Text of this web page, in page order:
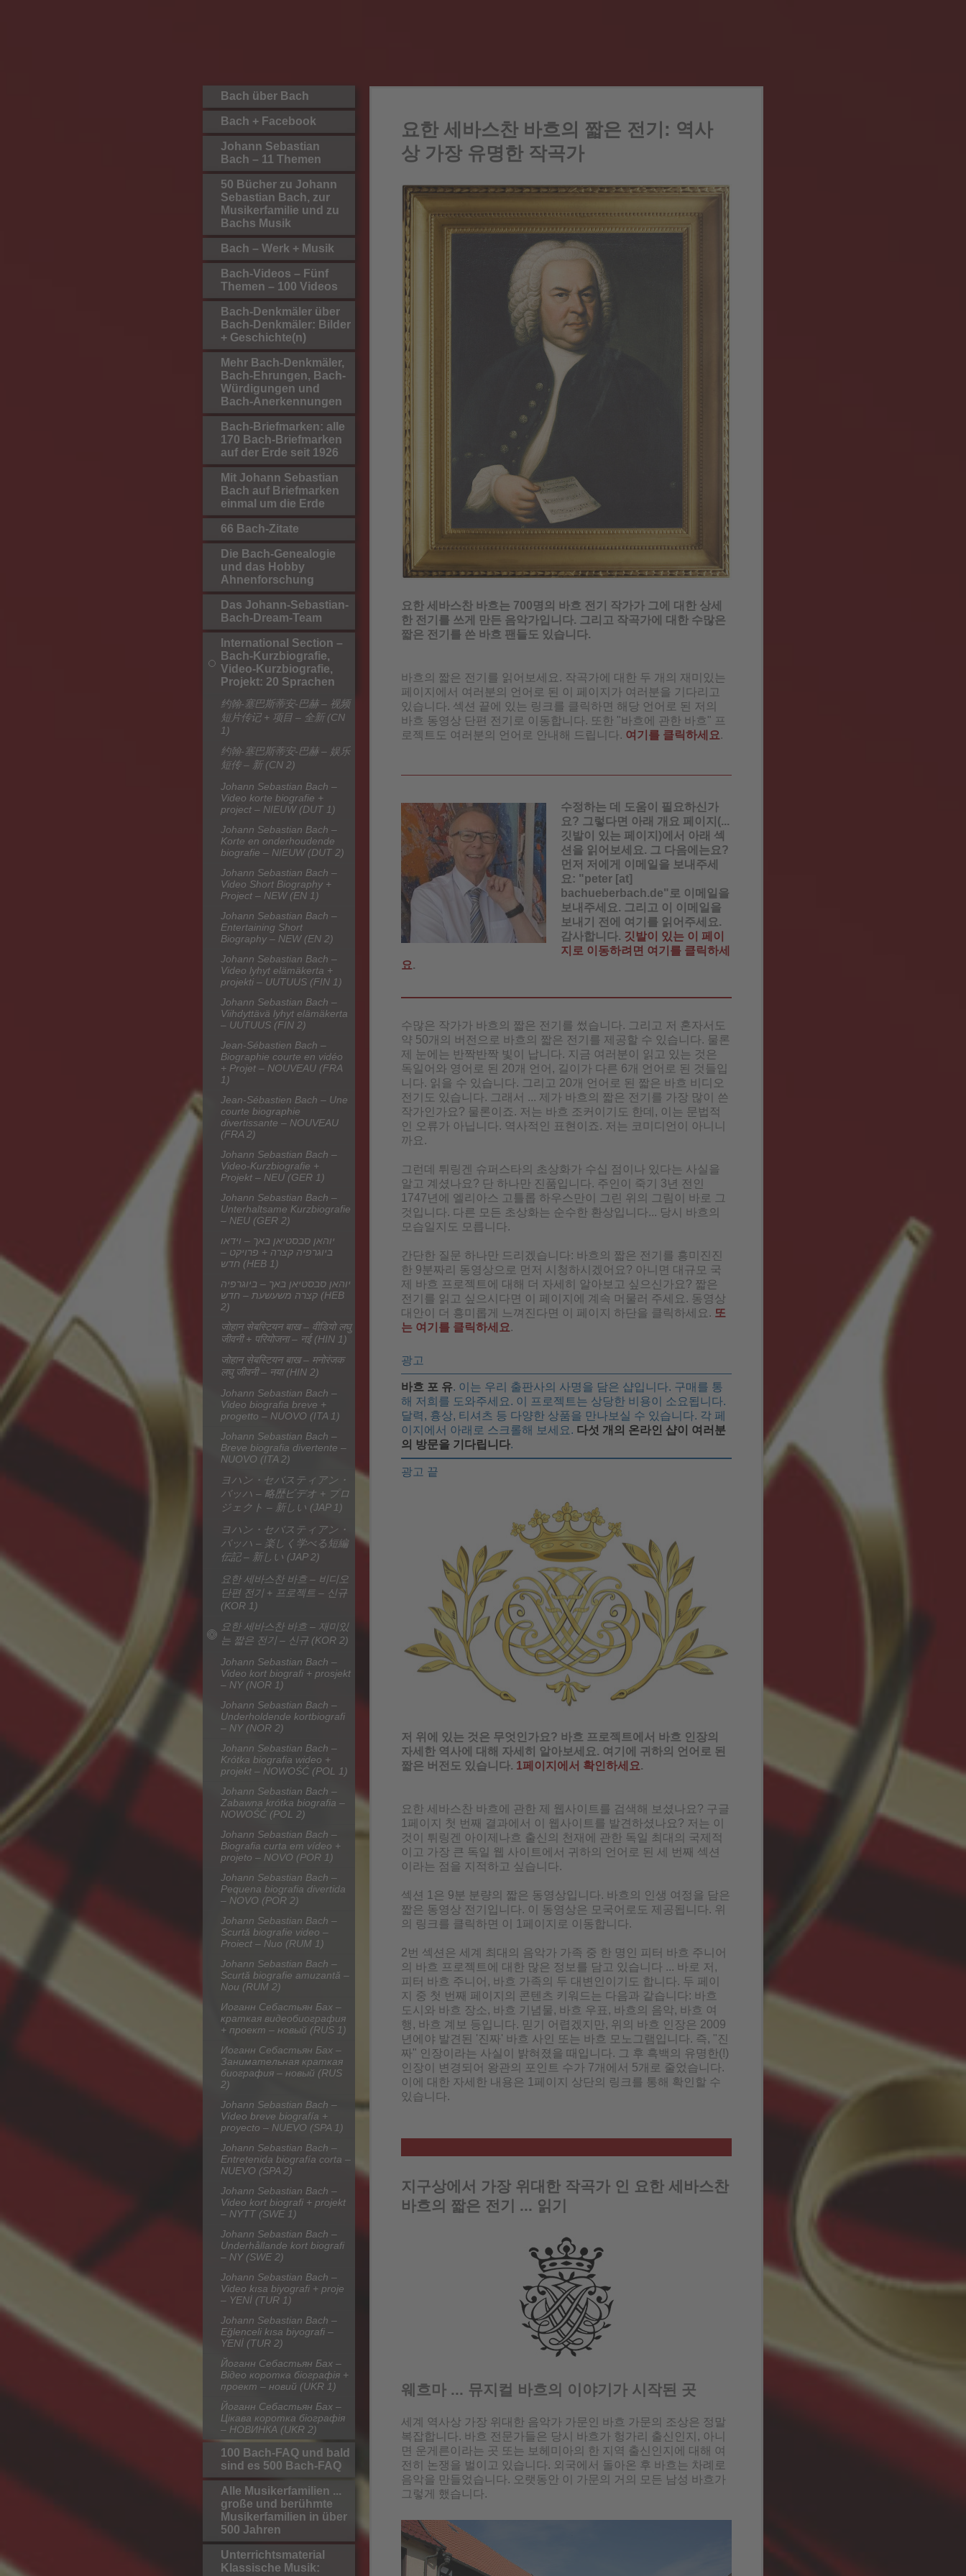
Bach über Bach
Bach + Facebook
Johann Sebastian
Bach – 11 Themen
50 Bücher zu Johann
Sebastian Bach, zur
Musikerfamilie und zu
Bachs Musik
Bach – Werk + Musik
Bach-Videos – Fünf
Themen – 100 Videos
Bach-Denkmäler über
Bach-Denkmäler: Bilder
+ Geschichte(n)
Mehr Bach-Denkmäler,
Bach-Ehrungen, Bach-
Würdigungen und
Bach-Anerkennungen
Bach-Briefmarken: alle
170 Bach-Briefmarken
auf der Erde seit 1926
Mit Johann Sebastian
Bach auf Briefmarken
einmal um die Erde
66 Bach-Zitate
Die Bach-Genealogie
und das Hobby
Ahnenforschung
Das Johann-Sebastian-
Bach-Dream-Team
International Section –
Bach-Kurzbiografie,
Video-Kurzbiografie,
Projekt: 20 Sprachen
约翰-塞巴斯蒂安-巴赫 – 视频
短片传记 + 项目 – 全新 (CN
1)
约翰-塞巴斯蒂安-巴赫 – 娱乐
短传 – 新 (CN 2)
Johann Sebastian Bach –
Video korte biografie +
project – NIEUW (DUT 1)
Johann Sebastian Bach –
Korte en onderhoudende
biografie – NIEUW (DUT 2)
Johann Sebastian Bach –
Video Short Biography +
Project – NEW (EN 1)
Johann Sebastian Bach –
Entertaining Short
Biography – NEW (EN 2)
Johann Sebastian Bach –
Video lyhyt elämäkerta +
projekti – UUTUUS (FIN 1)
Johann Sebastian Bach –
Viihdyttävä lyhyt elämäkerta
– UUTUUS (FIN 2)
Jean-Sébastien Bach –
Biographie courte en vidéo
+ Projet – NOUVEAU (FRA
1)
Jean-Sébastien Bach – Une
courte biographie
divertissante – NOUVEAU
(FRA 2)
Johann Sebastian Bach –
Video-Kurzbiografie +
Projekt – NEU (GER 1)
Johann Sebastian Bach –
Unterhaltsame Kurzbiografie
– NEU (GER 2)
יוהאן סבסטיאן באך – וידאו
ביוגרפיה קצרה + פרויקט –
חדש (HEB 1)
יוהאן סבסטיאן באך – ביוגרפיה
קצרה משעשעת – חדש (HEB
2)
जोहान सेबस्टियन बाख – वीडियो लघु
जीवनी + परियोजना – नई (HIN 1)
जोहान सेबस्टियन बाख – मनोरंजक
लघु जीवनी – नया (HIN 2)
Johann Sebastian Bach –
Video biografia breve +
progetto – NUOVO (ITA 1)
Johann Sebastian Bach –
Breve biografia divertente –
NUOVO (ITA 2)
ヨハン・セバスティアン・
バッハ – 略歴ビデオ + プロ
ジェクト – 新しい (JAP 1)
ヨハン・セバスティアン・
バッハ – 楽しく学べる短編
伝記 – 新しい (JAP 2)
요한 세바스찬 바흐 – 비디오
단편 전기 + 프로젝트 – 신규
(KOR 1)
요한 세바스찬 바흐 – 재미있
는 짧은 전기 – 신규 (KOR 2)
Johann Sebastian Bach –
Video kort biografi + prosjekt
– NY (NOR 1)
Johann Sebastian Bach –
Underholdende kortbiografi
– NY (NOR 2)
Johann Sebastian Bach –
Krótka biografia wideo +
projekt – NOWOŚĆ (POL 1)
Johann Sebastian Bach –
Zabawna krótka biografia –
NOWOŚĆ (POL 2)
Johann Sebastian Bach –
Biografia curta em vídeo +
projeto – NOVO (POR 1)
Johann Sebastian Bach –
Pequena biografia divertida
– NOVO (POR 2)
Johann Sebastian Bach –
Scurtă biografie video –
Proiect – Nuo (RUM 1)
Johann Sebastian Bach –
Scurtă biografie amuzantă –
Nou (RUM 2)
Иоганн Себастьян Бах –
краткая видеобиография
+ проект – новый (RUS 1)
Иоганн Себастьян Бах –
Занимательная краткая
биография – новый (RUS
2)
Johann Sebastian Bach –
Vídeo breve biografía +
proyecto – NUEVO (SPA 1)
Johann Sebastian Bach –
Entretenida biografía corta –
NUEVO (SPA 2)
Johann Sebastian Bach –
Video kort biografi + projekt
– NYTT (SWE 1)
Johann Sebastian Bach –
Underhållande kort biografi
– NY (SWE 2)
Johann Sebastian Bach –
Video kısa biyografi + proje
– YENİ (TUR 1)
Johann Sebastian Bach –
Eğlenceli kısa biyografi –
YENİ (TUR 2)
Йоганн Себастьян Бах –
Відео коротка біографія +
проект – новий (UKR 1)
Йоганн Себастьян Бах –
Цікава коротка біографія
– НОВИНКА (UKR 2)
100 Bach-FAQ und bald
sind es 500 Bach-FAQ
Alle Musikerfamilien ...
große und berühmte
Musikerfamilien in über
500 Jahren
Unterrichtsmaterial
Klassische Musik:
요한 세바스찬 바흐의 짧은 전기: 역사
상 가장 유명한 작곡가
요한 세바스찬 바흐는 700명의 바흐 전기 작가가 그에 대한 상세
한 전기를 쓰게 만든 음악가입니다. 그리고 작곡가에 대한 수많은
짧은 전기를 쓴 바흐 팬들도 있습니다.
바흐의 짧은 전기를 읽어보세요. 작곡가에 대한 두 개의 재미있는
페이지에서 여러분의 언어로 된 이 페이지가 여러분을 기다리고
있습니다. 섹션 끝에 있는 링크를 클릭하면 해당 언어로 된 저의
바흐 동영상 단편 전기로 이동합니다. 또한 "바흐에 관한 바흐" 프
로젝트도 여러분의 언어로 안내해 드립니다. 여기를 클릭하세요 .
수정하는 데 도움이 필요하신가
요? 그렇다면 아래 개요 페이지(...
깃발이 있는 페이지)에서 아래 섹
션을 읽어보세요. 그 다음에는요?
먼저 저에게 이메일을 보내주세
요: "peter [at]
bachueberbach.de"로 이메일을
보내주세요. 그리고 이 이메일을
보내기 전에 여기를 읽어주세요.
감사합니다. 깃발이 있는 이 페이
지로 이동하려면 여기를 클릭하세
요.
수많은 작가가 바흐의 짧은 전기를 썼습니다. 그리고 저 혼자서도
약 50개의 버전으로 바흐의 짧은 전기를 제공할 수 있습니다. 물론
제 눈에는 반짝반짝 빛이 납니다. 지금 여러분이 읽고 있는 것은
독일어와 영어로 된 20개 언어, 길이가 다른 6개 언어로 된 것들입
니다. 읽을 수 있습니다. 그리고 20개 언어로 된 짧은 바흐 비디오
전기도 있습니다. 그래서 ... 제가 바흐의 짧은 전기를 가장 많이 쓴
작가인가요? 물론이죠. 저는 바흐 조커이기도 한데, 이는 문법적
인 오류가 아닙니다. 역사적인 표현이죠. 저는 코미디언이 아니니
까요.
그런데 튀링겐 슈퍼스타의 초상화가 수십 점이나 있다는 사실을
알고 계셨나요? 단 하나만 진품입니다. 주인이 죽기 3년 전인
1747년에 엘리아스 고틀롭 하우스만이 그린 위의 그림이 바로 그
것입니다. 다른 모든 초상화는 순수한 환상입니다... 당시 바흐의
모습일지도 모릅니다.
간단한 질문 하나만 드리겠습니다: 바흐의 짧은 전기를 흥미진진
한 9분짜리 동영상으로 먼저 시청하시겠어요? 아니면 대규모 국
제 바흐 프로젝트에 대해 더 자세히 알아보고 싶으신가요? 짧은
전기를 읽고 싶으시다면 이 페이지에 계속 머물러 주세요. 동영상
대안이 더 흥미롭게 느껴진다면 이 페이지 하단을 클릭하세요. 또
는 여기를 클릭하세요 .
광고
바흐 포 유. 이는 우리 출판사의 사명을 담은 샵입니다. 구매를 통
해 저희를 도와주세요. 이 프로젝트는 상당한 비용이 소요됩니다.
달력, 흉상, 티셔츠 등 다양한 상품을 만나보실 수 있습니다. 각 페
이지에서 아래로 스크롤해 보세요. 다섯 개의 온라인 샵이 여러분
의 방문을 기다립니다.
광고 끝
저 위에 있는 것은 무엇인가요? 바흐 프로젝트에서 바흐 인장의
자세한 역사에 대해 자세히 알아보세요. 여기에 귀하의 언어로 된
짧은 버전도 있습니다. 1페이지에서 확인하세요.
요한 세바스찬 바흐에 관한 제 웹사이트를 검색해 보셨나요? 구글
1페이지 첫 번째 결과에서 이 웹사이트를 발견하셨나요? 저는 이
것이 튀링겐 아이제나흐 출신의 천재에 관한 독일 최대의 국제적
이고 가장 큰 독일 웹 사이트에서 귀하의 언어로 된 세 번째 섹션
이라는 점을 지적하고 싶습니다.
섹션 1은 9분 분량의 짧은 동영상입니다. 바흐의 인생 여정을 담은
짧은 동영상 전기입니다. 이 동영상은 모국어로도 제공됩니다. 위
의 링크를 클릭하면 이 1페이지로 이동합니다.
2번 섹션은 세계 최대의 음악가 가족 중 한 명인 피터 바흐 주니어
의 바흐 프로젝트에 대한 많은 정보를 담고 있습니다 ... 바로 저,
피터 바흐 주니어, 바흐 가족의 두 대변인이기도 합니다. 두 페이
지 중 첫 번째 페이지의 콘텐츠 키워드는 다음과 같습니다: 바흐
도시와 바흐 장소, 바흐 기념물, 바흐 우표, 바흐의 음악, 바흐 여
행, 바흐 계보 등입니다. 믿기 어렵겠지만, 위의 바흐 인장은 2009
년에야 발견된 '진짜' 바흐 사인 또는 바흐 모노그램입니다. 즉, "진
짜" 인장이라는 사실이 밝혀졌을 때입니다. 그 후 흑백의 유명한(!)
인장이 변경되어 왕관의 포인트 수가 7개에서 5개로 줄었습니다.
이에 대한 자세한 내용은 1페이지 상단의 링크를 통해 확인할 수
있습니다.
지구상에서 가장 위대한 작곡가 인 요한 세바스찬
바흐의 짧은 전기 ... 읽기
웨흐마 ... 뮤지컬 바흐의 이야기가 시작된 곳
세계 역사상 가장 위대한 음악가 가문인 바흐 가문의 조상은 정말
복잡합니다. 바흐 전문가들은 당시 바흐가 헝가리 출신인지, 아니
면 운게른이라는 곳 또는 보헤미아의 한 지역 출신인지에 대해 여
전히 논쟁을 벌이고 있습니다. 외국에서 돌아온 후 바흐는 차례로
음악을 만들었습니다. 오랫동안 이 가문의 거의 모든 남성 바흐가
그렇게 했습니다.